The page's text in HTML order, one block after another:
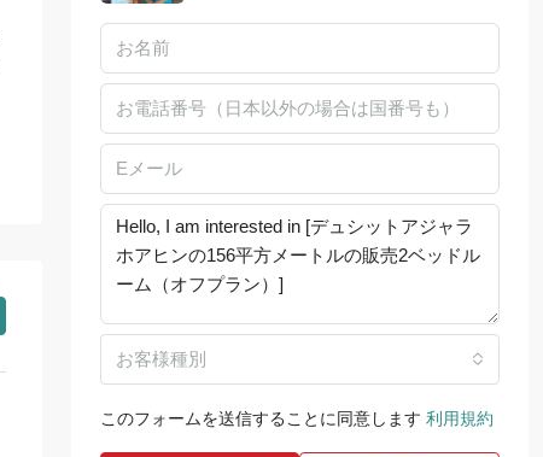
お客様種別
このフォームを送信することに同意します 利用規約